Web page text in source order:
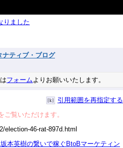
りました
ティブ・ブログ
フォーム よりお願いいたします。
引用範囲を再指定する
覧いただけます。
本英樹の繋いで稼ぐBtoBマーケティン